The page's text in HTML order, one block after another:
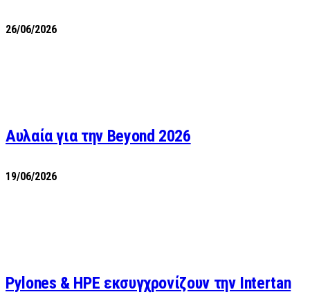
26/06/2026
Αυλαία για την Beyond 2026
19/06/2026
Pylones & HPE εκσυγχρονίζουν την Intertan